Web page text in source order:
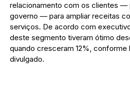
relacionamento com os clientes —
governo — para ampliar receitas
serviços. De acordo com
deste segmento tiveram ótimo
quando cresceram 12%, conforme
divulgado.